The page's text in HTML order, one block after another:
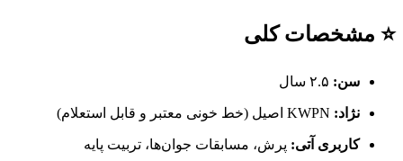
⭐ مشخصات کلی
سن:
نژاد:
کاربری آتی: پرش، مسابقات جوان‌ها، تربیت پایه